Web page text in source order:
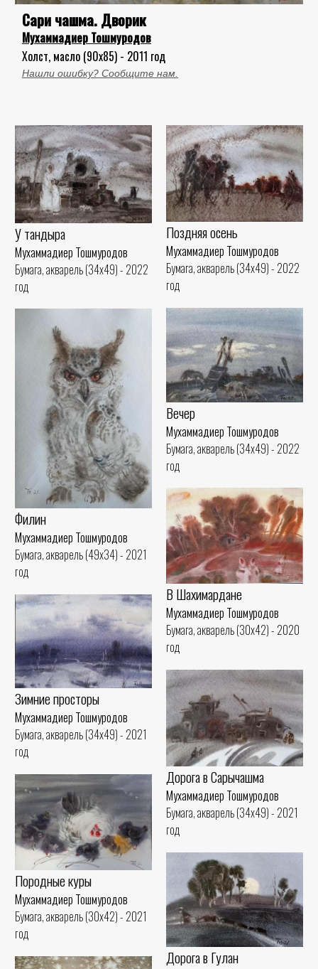
Сари чашма. Дворик
Мухаммадиер Тошмуродов
Холст, масло (90x85) - 2011 год
Нашли ошибку? Сообщите нам.
У тандыра
Мухаммадиер Тошмуродов
Бумага, акварель (34x49) - 2022
год
Поздняя осень
Мухаммадиер Тошмуродов
Бумага, акварель (34x49) - 2022
год
Вечер
Мухаммадиер Тошмуродов
Бумага, акварель (34x49) - 2022
год
Филин
Мухаммадиер Тошмуродов
Бумага, акварель (49x34) - 2021
год
В Шахимардане
Мухаммадиер Тошмуродов
Бумага, акварель (30x42) - 2020
год
Зимние просторы
Мухаммадиер Тошмуродов
Бумага, акварель (34x49) - 2021
год
Дорога в Сарычашма
Мухаммадиер Тошмуродов
Бумага, акварель (34x49) - 2021
год
Породные куры
Мухаммадиер Тошмуродов
Бумага, акварель (30x42) - 2021
год
Дорога в Гулан